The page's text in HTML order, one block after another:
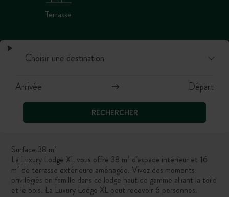
Terrasse
RECHERCHER
Surface 38 m²
La Luxury Lodge XL vous offre 38 m² d'espace intérieur et 16
m² de terrasse extérieure aménagée. Vivez des moments
privilégiés en famille dans ce lodge haut de gamme alliant la toile
et le bois. La Luxury Lodge XL peut recevoir 6 personnes.